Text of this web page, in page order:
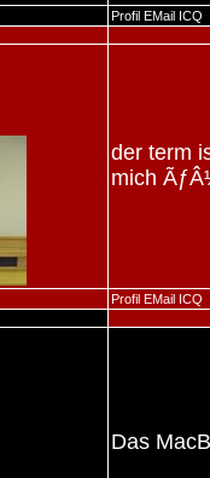
Profil EMail ICQ
der term
mich
Profil EMail ICQ
Das